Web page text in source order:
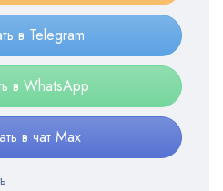
в Telegram
в WhatsApp
в чат Max